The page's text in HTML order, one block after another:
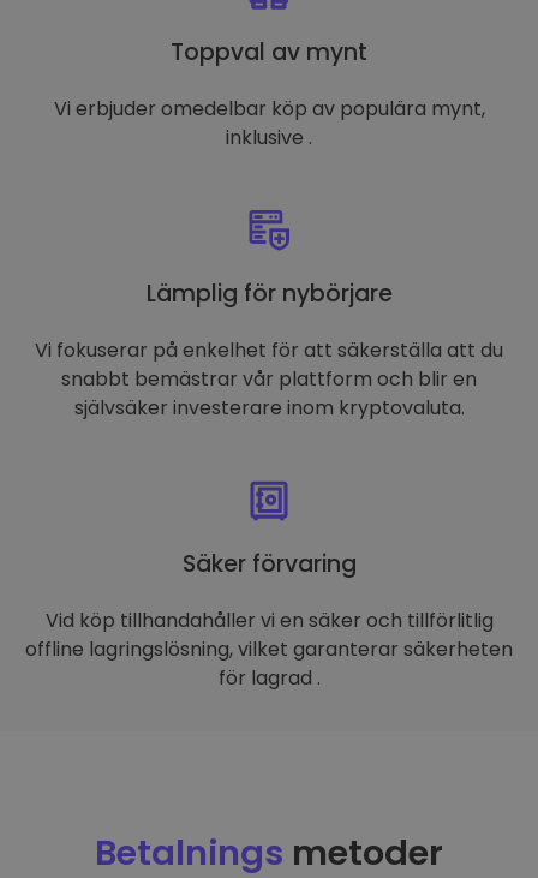
Toppval av mynt
Vi erbjuder omedelbar köp av populära mynt,
inklusive .
Lämplig för nybörjare
Vi fokuserar på enkelhet för att säkerställa att du
snabbt bemästrar vår plattform och blir en
självsäker investerare inom kryptovaluta.
Säker förvaring
Vid köp tillhandahåller vi en säker och tillförlitlig
offline lagringslösning, vilket garanterar säkerheten
för lagrad .
Betalnings metoder